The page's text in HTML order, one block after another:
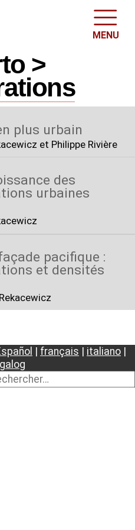
MENU
>
plus urbain
et Philippe Rivière
des
urbaines
pacifique :
et densités
français italiano